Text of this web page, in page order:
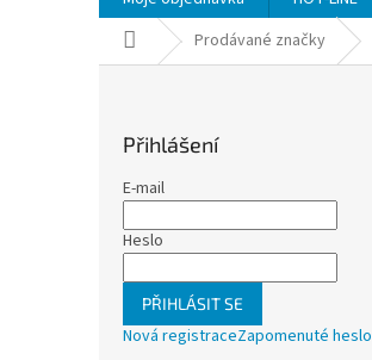
Domů Prodávané značky
Přihlášení
E-mail
Heslo
PŘIHLÁSIT SE
Nová registraceZapomenuté heslo